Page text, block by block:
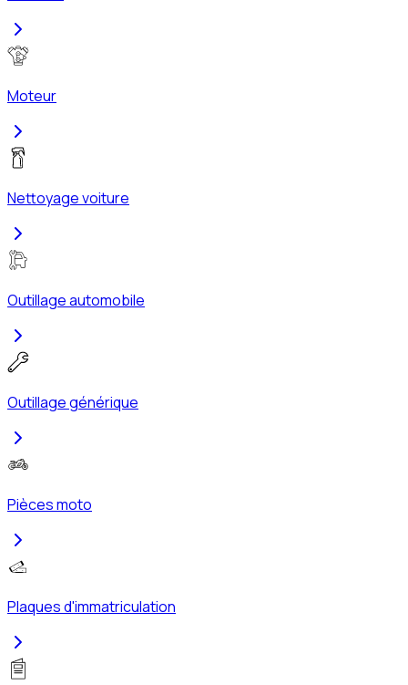
Moteur
Nettoyage voiture
Outillage automobile
Outillage générique
Pièces moto
Plaques d'immatriculation